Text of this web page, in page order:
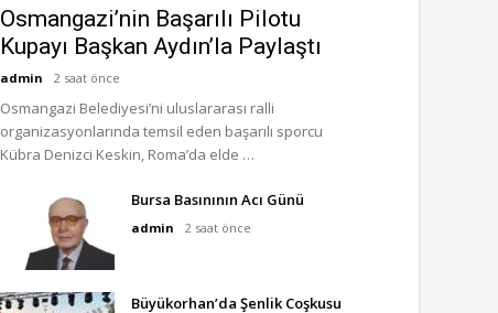
Osmangazi’nin Başarılı Pilotu
Kupayı Başkan Aydın’la Paylaştı
admin 2 saat önce
Osmangazi Belediyesi’ni uluslararası ralli
organizasyonlarında temsil eden başarılı sporcu
Kübra Denizci Keskin, Roma’da elde …
Bursa Basınının Acı Günü
admin 2 saat önce
Büyükorhan’da Şenlik Coşkusu